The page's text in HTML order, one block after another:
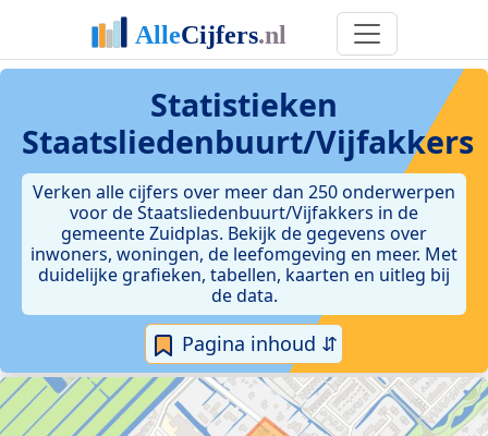
Statistieken
Staatsliedenbuurt/Vijfakkers
Verken alle cijfers over meer dan 250 onderwerpen
voor de Staatsliedenbuurt/Vijfakkers in de
gemeente Zuidplas. Bekijk de gegevens over
inwoners, woningen, de leefomgeving en meer. Met
duidelijke grafieken, tabellen, kaarten en uitleg bij
de data.
Pagina inhoud ⇵